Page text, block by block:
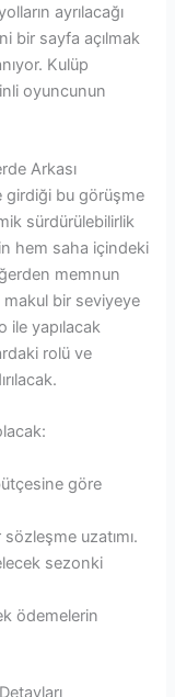
ayrılacağı
bir sayfa açılmak
Kulüp
oyuncunun
Arkası
girdiği bu görüşme
sürdürülebilirlik
hem saha içindeki
memnun
bir seviyeye
ile yapılacak
rolü ve
göre
uzatımı.
sezonki
ödemelerin